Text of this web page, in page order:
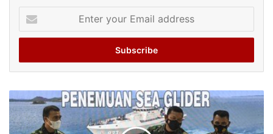
your
Email